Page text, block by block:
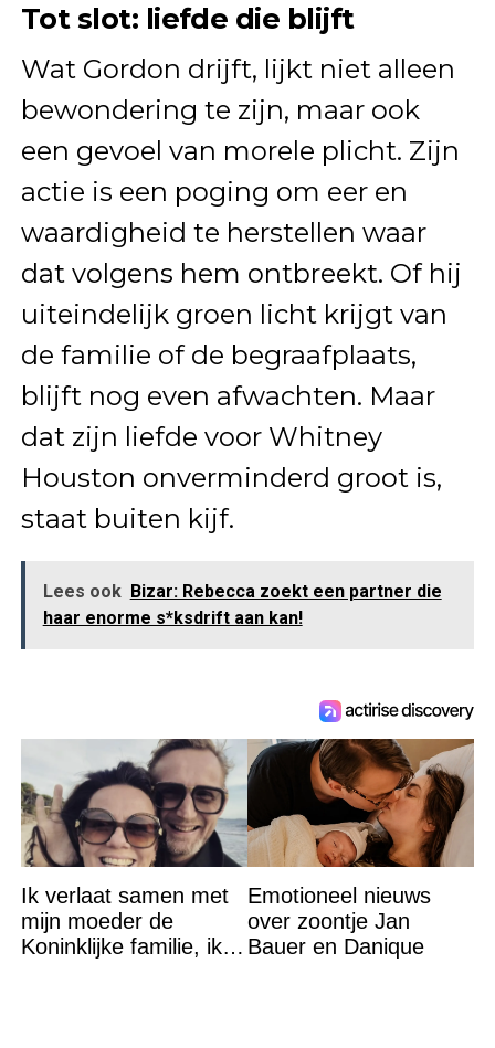
Tot slot: liefde die blijft
Wat Gordon drijft, lijkt niet alleen
bewondering te zijn, maar ook
een gevoel van morele plicht. Zijn
actie is een poging om eer en
waardigheid te herstellen waar
dat volgens hem ontbreekt. Of hij
uiteindelijk groen licht krijgt van
de familie of de begraafplaats,
blijft nog even afwachten. Maar
dat zijn liefde voor Whitney
Houston onverminderd groot is,
staat buiten kijf.
Lees ook Bizar: Rebecca zoekt een partner die
haar enorme s*ksdrift aan kan!
Ik verlaat samen met
mijn moeder de
Koninklijke familie, ik
Emotioneel nieuws
over zoontje Jan
Bauer en Danique